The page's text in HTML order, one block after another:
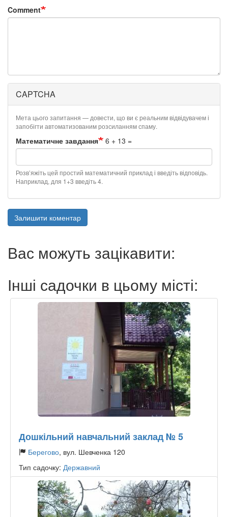
Comment
CAPTCHA
Мета цього запитання — довести, що ви є реальним відвідувачем і
запобігти автоматизованим розсиланням спаму.
Математичне завдання 6 + 13 =
Розв’яжіть цей простий математичний приклад і введіть відповідь.
Наприклад, для 1+3 введіть 4.
Залишити коментар
Вас можуть зацікавити:
Інші садочки в цьому місті:
Дошкільний навчальний заклад № 5
Берегово, вул. Шевченка 120
Тип садочку: Державний